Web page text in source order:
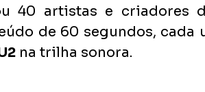
40 artistas e criadores
de 60 segundos, cada
na trilha sonora.